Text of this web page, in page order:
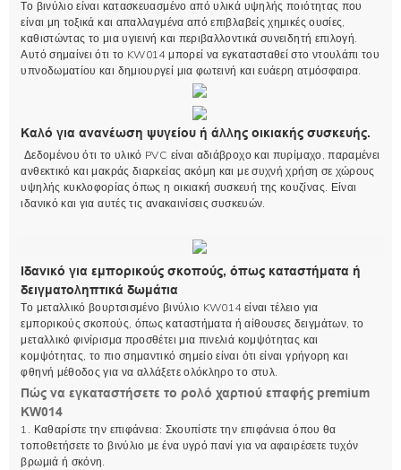
Το βινύλιο είναι κατασκευασμένο από υλικά υψηλής ποιότητας που
είναι μη τοξικά και απαλλαγμένα από επιβλαβείς χημικές ουσίες,
καθιστώντας το μια υγιεινή και περιβαλλοντικά συνειδητή επιλογή.
Αυτό σημαίνει ότι το KW014 μπορεί να εγκατασταθεί στο ντουλάπι του
υπνοδωματίου και δημιουργεί μια φωτεινή και ευάερη ατμόσφαιρα.
Καλό για ανανέωση ψυγείου ή άλλης οικιακής συσκευής.
Δεδομένου ότι το υλικό PVC είναι αδιάβροχο και πυρίμαχο, παραμένει
ανθεκτικό και μακράς διαρκείας ακόμη και με συχνή χρήση σε χώρους
υψηλής κυκλοφορίας όπως η οικιακή συσκευή της κουζίνας. Είναι
ιδανικό και για αυτές τις ανακαινίσεις συσκευών.
Ιδανικό για εμπορικούς σκοπούς, όπως καταστήματα ή
δειγματοληπτικά δωμάτια
Το μεταλλικό βουρτσισμένο βινύλιο KW014 είναι τέλειο για
εμπορικούς σκοπούς, όπως καταστήματα ή αίθουσες δειγμάτων, το
μεταλλικό φινίρισμα προσθέτει μια πινελιά κομψότητας και
κομψότητας, το πιο σημαντικό σημείο είναι ότι είναι γρήγορη και
φθηνή μέθοδος για να αλλάξετε ολόκληρο το στυλ.
Πώς να εγκαταστήσετε το ρολό χαρτιού επαφής premium
KW014
1. Καθαρίστε την επιφάνεια: Σκουπίστε την επιφάνεια όπου θα
τοποθετήσετε το βινύλιο με ένα υγρό πανί για να αφαιρέσετε τυχόν
βρωμιά ή σκόνη.